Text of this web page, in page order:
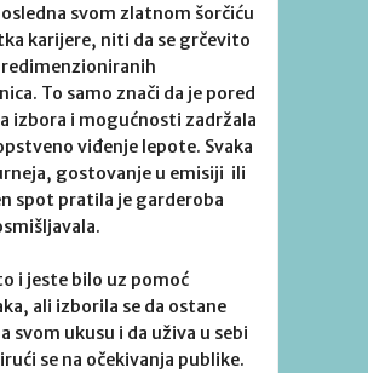
svom zlatnom šorčiću
karijere, niti da se grčevito
To samo znači da je pored
izbora i mogućnosti zadržala
viđenje lepote. Svaka
gostovanje u emisiji ili
spot pratila je garderoba
i jeste bilo uz pomoć
ali izborila se da ostane
svom ukusu i da uživa u sebi
se na očekivanja publike.